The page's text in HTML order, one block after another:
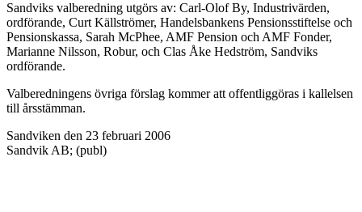
Sandviks valberedning utgörs av: Carl-Olof By, Industrivärden,
ordförande, Curt Källströmer, Handelsbankens Pensionsstiftelse och
Pensionskassa, Sarah McPhee, AMF Pension och AMF Fonder,
Marianne Nilsson, Robur, och Clas Åke Hedström, Sandviks
ordförande.
Valberedningens övriga förslag kommer att offentliggöras i kallelsen
till årsstämman.
Sandviken den 23 februari 2006
Sandvik AB; (publ)